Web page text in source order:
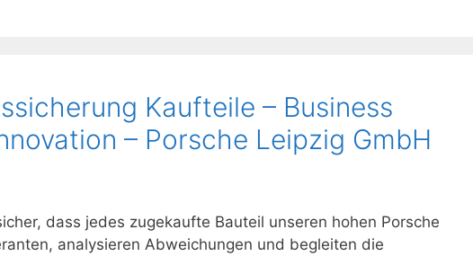
Kaufteile – Business
– Porsche Leipzig GmbH
dass jedes zugekaufte Bauteil unseren hohen Porsche
analysieren Abweichungen und begleiten die